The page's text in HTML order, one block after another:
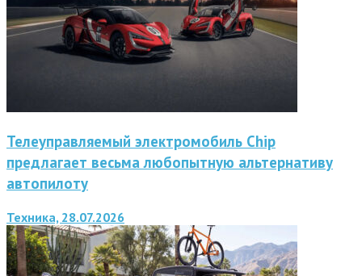
Телеуправляемый электромобиль Chip
предлагает весьма любопытную альтернативу
автопилоту
Техника, 28.07.2026